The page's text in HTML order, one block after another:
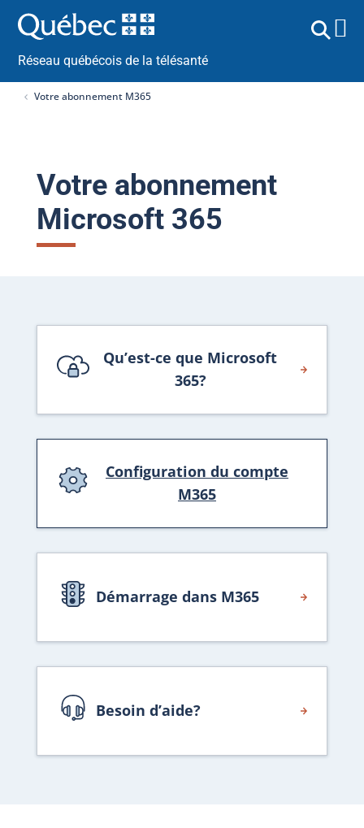
Réseau québécois de la télésanté
Votre abonnement M365
Votre abonnement
Microsoft 365
Qu’est-ce que Microsoft
365?
Configuration du compte
M365
Démarrage dans M365
Besoin d’aide?